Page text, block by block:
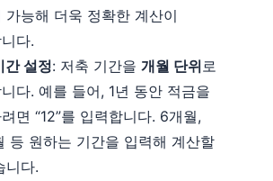
가능해 더욱 정확한 계산이
다.
간 설정: 저축 기간을 개월 단위 로
다. 예를 들어, 1년 동안 적금을
면 “12”를 입력합니다. 6개월,
등 원하는 기간을 입력해 계산할
니다.